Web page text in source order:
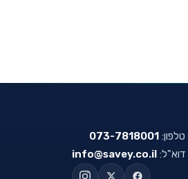
טלפון: 073-7818001
דוא"ל: info@savey.co.il